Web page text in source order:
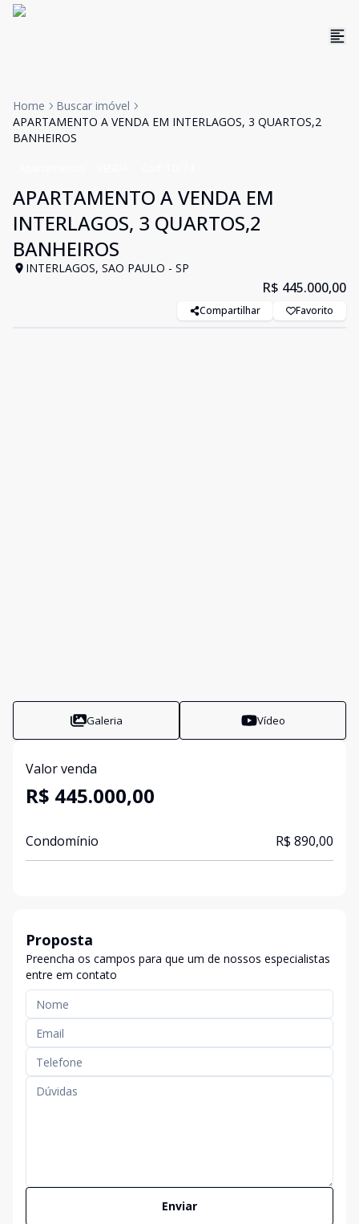
Home
Buscar imóvel
APARTAMENTO A VENDA EM INTERLAGOS, 3 QUARTOS,2
BANHEIROS
APARTAMENTO A VENDA EM
INTERLAGOS, 3 QUARTOS,2
BANHEIROS
INTERLAGOS, SAO PAULO - SP
R$ 445.000,00
Compartilhar Favorito
Galeria Vídeo
Valor venda
R$ 445.000,00
Condomínio R$ 890,00
Proposta
Preencha os campos para que um de nossos especialistas
entre em contato
Enviar